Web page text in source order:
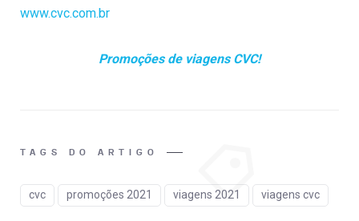
www.cvc.com.br
Promoções de viagens CVC!
TAGS DO ARTIGO
cvc promoções 2021 viagens 2021 viagens cvc